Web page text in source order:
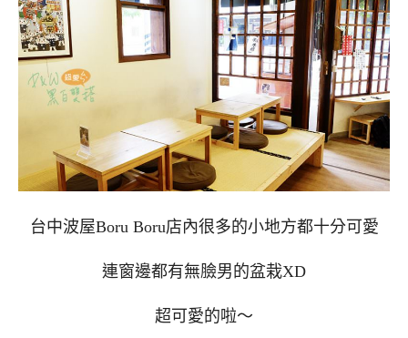
台中波屋Boru Boru店內很多的小地方都十分可愛
連窗邊都有無臉男的盆栽XD
超可愛的啦～